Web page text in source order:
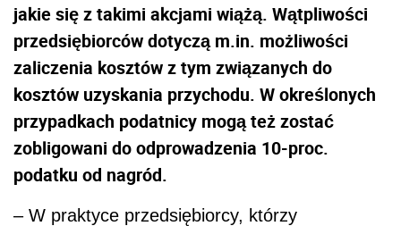
jakie się z takimi akcjami wiążą. Wątpliwości
przedsiębiorców dotyczą m.in. możliwości
zaliczenia kosztów z tym związanych do
kosztów uzyskania przychodu. W określonych
przypadkach podatnicy mogą też zostać
zobligowani do odprowadzenia 10-proc.
podatku od nagród.
– W praktyce przedsiębiorcy, którzy